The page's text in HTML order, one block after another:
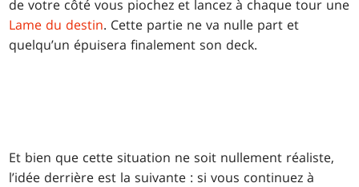
de votre côté vous piochez et lancez à chaque tour une
Lame du destin. Cette partie ne va nulle part et
quelqu’un épuisera finalement son deck.
Et bien que cette situation ne soit nullement réaliste,
l’idée derrière est la suivante : si vous continuez à